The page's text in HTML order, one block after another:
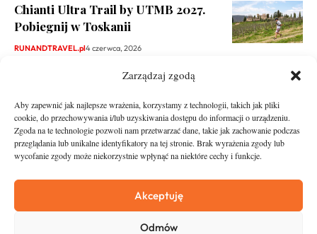
Zarządzaj zgodą
Aby zapewnić jak najlepsze wrażenia, korzystamy z technologii, takich jak pliki
cookie, do przechowywania i/lub uzyskiwania dostępu do informacji o urządzeniu.
Zgoda na te technologie pozwoli nam przetwarzać dane, takie jak zachowanie podczas
przeglądania lub unikalne identyfikatory na tej stronie. Brak wyrażenia zgody lub
wycofanie zgody może niekorzystnie wpłynąć na niektóre cechy i funkcje.
Akceptuję
Odmów
Chianti Ultra Trail by UTMB 2027.
Pobiegnij w Toskanii
RUNANDTRAVEL.pl4 czerwca, 2026
Asfalt
O nas
Zostań Patronem
Kontakt